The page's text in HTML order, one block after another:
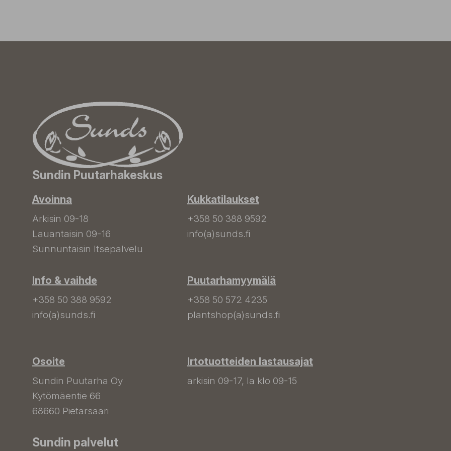
Sundin Puutarhakeskus
Avoinna
Arkisin 09-18
Lauantaisin 09-16
Sunnuntaisin Itsepalvelu
Info & vaihde
+358 50 388 9592
info(a)sunds.fi
Osoite
Sundin Puutarha Oy
Kytömäentie 66
68660 Pietarsaari
Kukkatilaukset
+358 50 388 9592
info(a)sunds.fi
Puutarhamyymälä
+358 50 572 4235
plantshop(a)sunds.fi
Irtotuotteiden lastausajat
arkisin 09-17, la klo 09-15
Sundin palvelut